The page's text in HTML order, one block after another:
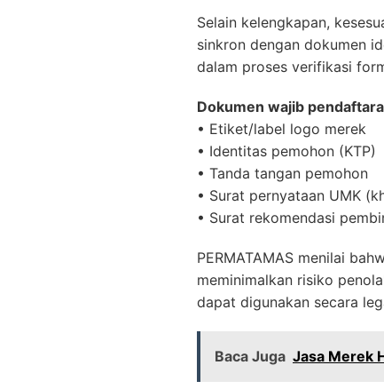
Selain kelengkapan,
sinkron dengan dokumen
dalam proses verifikasi
Dokumen wajib
• Etiket/label logo merek
• Identitas pemohon (KTP)
• Tanda tangan pemohon
• Surat pernyataan UMK
• Surat rekomendasi
PERMATAMAS menilai
meminimalkan risiko
dapat digunakan secara
Baca Juga Jasa Merek